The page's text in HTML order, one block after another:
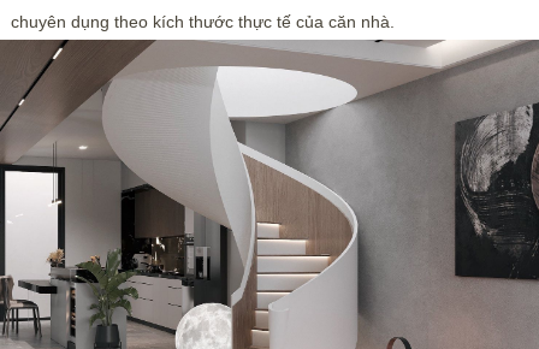
chuyên dụng theo kích thước thực tế của căn nhà.